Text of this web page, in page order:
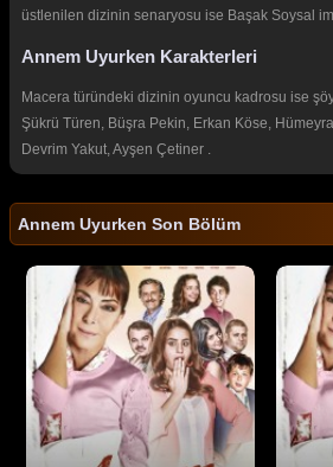
üstlenilen dizinin senaryosu ise Başak Soysal
Annem Uyurken Karakterleri
Macera türündeki dizinin oyuncu kadrosu ise
Şükrü Türen, Büşra Pekin, Erkan Köse,
Devrim Yakut, Ayşen Çetiner .
Annem Uyurken Son Bölüm